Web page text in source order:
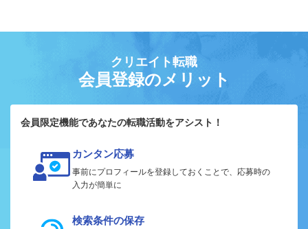
クリエイト転職
会員登録のメリット
会員限定機能であなたの転職活動をアシスト！
カンタン応募
事前にプロフィールを登録しておくことで、応募時の
入力が簡単に
検索条件の保存